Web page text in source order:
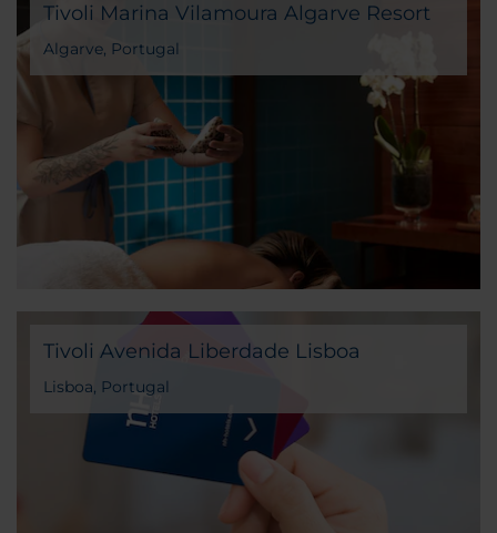
Tivoli Marina Vilamoura Algarve Resort
Algarve, Portugal
Tivoli Avenida Liberdade Lisboa
Lisboa, Portugal